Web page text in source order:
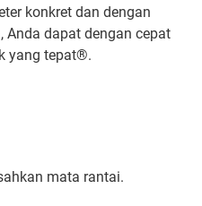
konkret dan dengan
Anda dapat dengan cepat
yang tepat®.
mata rantai.